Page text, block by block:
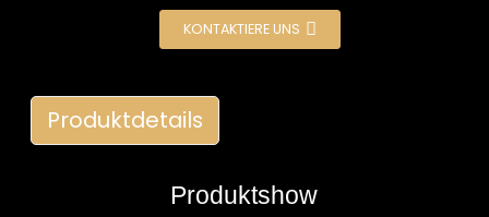
KONTAKTIERE UNS
Produktdetails
Produktshow